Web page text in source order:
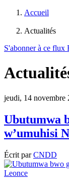
Accueil
Actualités
S'abonner à ce flux
jeudi, 14 novembre
Ubutumwa
w’umuhisi
Écrit parCNDD